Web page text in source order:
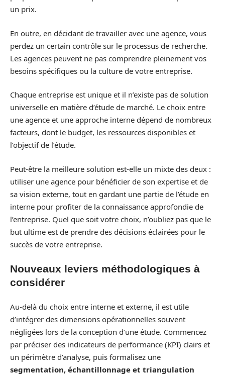
un prix.
En outre, en décidant de travailler avec une agence, vous
perdez un certain contrôle sur le processus de recherche.
Les agences peuvent ne pas comprendre pleinement vos
besoins spécifiques ou la culture de votre entreprise.
Chaque entreprise est unique et il n’existe pas de solution
universelle en matière d’étude de marché. Le choix entre
une agence et une approche interne dépend de nombreux
facteurs, dont le budget, les ressources disponibles et
l’objectif de l’étude.
Peut-être la meilleure solution est-elle un mixte des deux :
utiliser une agence pour bénéficier de son expertise et de
sa vision externe, tout en gardant une partie de l’étude en
interne pour profiter de la connaissance approfondie de
l’entreprise. Quel que soit votre choix, n’oubliez pas que le
but ultime est de prendre des décisions éclairées pour le
succès de votre entreprise.
Nouveaux leviers méthodologiques à
considérer
Au-delà du choix entre interne et externe, il est utile
d’intégrer des dimensions opérationnelles souvent
négligées lors de la conception d’une étude. Commencez
par préciser des indicateurs de performance (KPI) clairs et
un périmètre d’analyse, puis formalisez une
segmentation, échantillonnage et triangulation